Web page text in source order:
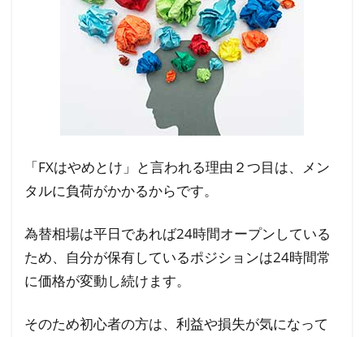
「FXはやめとけ」と言われる理由２つ目は、メン
タルに負荷がかかるからです。
為替相場は平日であれば24時間オープンしている
ため、自分が保有しているポジションは24時間常
に価格が変動し続けます。
そのため初心者の方は、利益や損失が気になって